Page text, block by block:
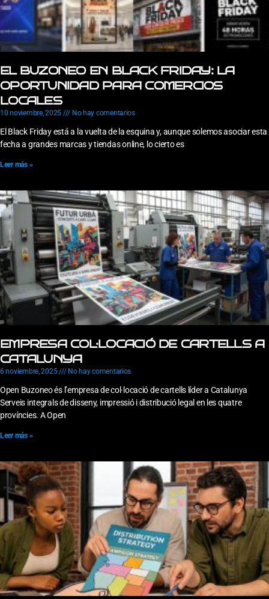
EL BUZONEO EN BLACK FRIDAY: LA
OPORTUNIDAD PARA COMERCIOS
LOCALES
10 noviembre, 2025 No hay comentarios
El Black Friday está a la vuelta de la esquina y, aunque solemos asociar esta
fecha a grandes marcas y tiendas online, lo cierto es
Leer más »
EMPRESA COL·LOCACIÓ DE CARTELLS A
CATALUNYA
6 noviembre, 2025 No hay comentarios
Open Buzoneo és l’empresa de col·locació de cartells líder a Catalunya
Serveis integrals de disseny, impressió i distribució legal en les quatre
províncies. A Open
Leer más »